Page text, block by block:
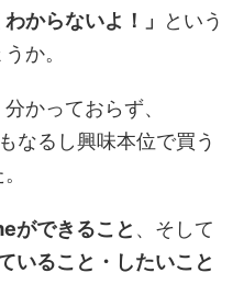
からないよ！」
という
か。
かっておらず、
なるし興味本位で買う
ができること 、そして
いること・したいこと